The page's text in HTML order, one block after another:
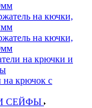
на кючки,
на кючки,
на крючки и
крючок с
СЕЙФЫ